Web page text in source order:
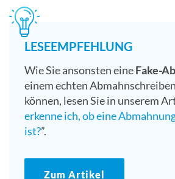
LESEEMPFEHLUNG
Wie Sie ansonsten eineFake-
einem echten
können, lesen Sie in unserem
erkenne ich, ob eine
ist?”.
Zum Artikel